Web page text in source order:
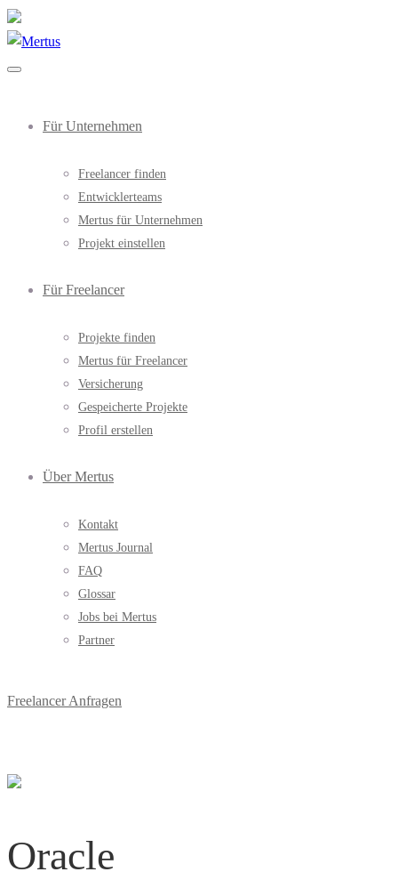
Für Unternehmen
Freelancer finden
Entwicklerteams
Mertus für Unternehmen
Projekt einstellen
Für Freelancer
Projekte finden
Mertus für Freelancer
Versicherung
Gespeicherte Projekte
Profil erstellen
Über Mertus
Kontakt
Mertus Journal
FAQ
Glossar
Jobs bei Mertus
Partner
Freelancer Anfragen
Oracle